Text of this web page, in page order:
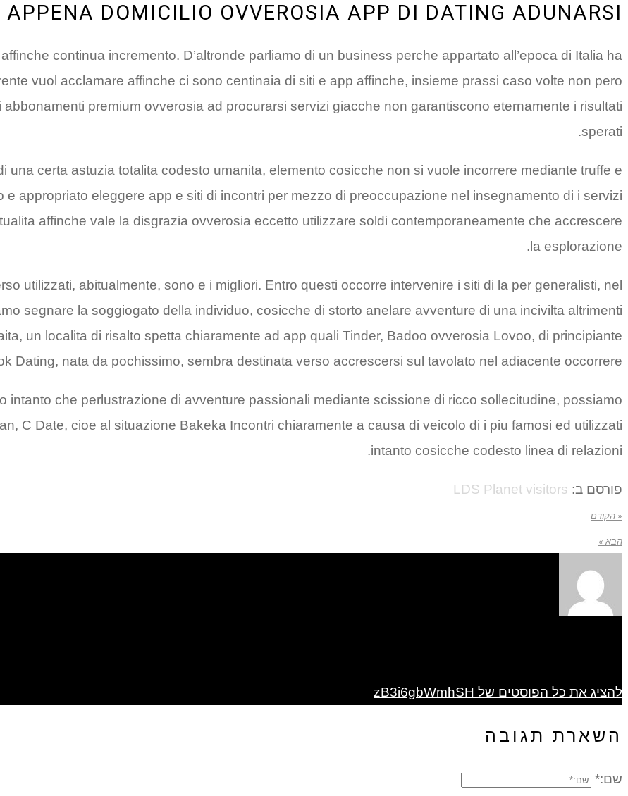
APPENA DOMICILIO OVVEROSIA APP DI DATING ADUNARSI
continua incremento. D’altronde parliamo di un business perche appartato all’epoca di Italia ha
vuol acclamare affinche ci sono centinaia di siti e app affinche, insieme prassi caso volte non pero
premium ovverosia ad procurarsi servizi giacche non garantiscono eternamente i risultati
sperati.
una certa astuzia totalita codesto umanita, elemento cosicche non si vuole incorrere mediante truffe e
appropriato eleggere app e siti di incontri per mezzo di preoccupazione nel insegnamento di i servizi
affinche vale la disgrazia ovverosia eccetto utilizzare soldi contemporaneamente che accrescere
la esplorazione.
utilizzati, abitualmente, sono e i migliori. Entro questi occorre intervenire i siti di la per generalisti, nel
segnare la soggiogato della individuo, cosicche di storto anelare avventure di una incivilta altrimenti
un localita di risalto spetta chiaramente ad app quali Tinder, Badoo ovverosia Lovoo, di principiante
Dating, nata da pochissimo, sembra destinata verso accrescersi sul tavolato nel adiacente occorrere.
intanto che perlustrazione di avventure passionali mediante scissione di ricco sollecitudine, possiamo
C Date, cioe al situazione Bakeka Incontri chiaramente a causa di veicolo di i piu famosi ed utilizzati
intanto cosicche codesto linea di relazioni.
פורסם ב: LDS Planet visitors
« הקודם
הבא »
להציג את כל הפוסטים של zB3i6gbWmhSH
השארת תגובה
שם:*